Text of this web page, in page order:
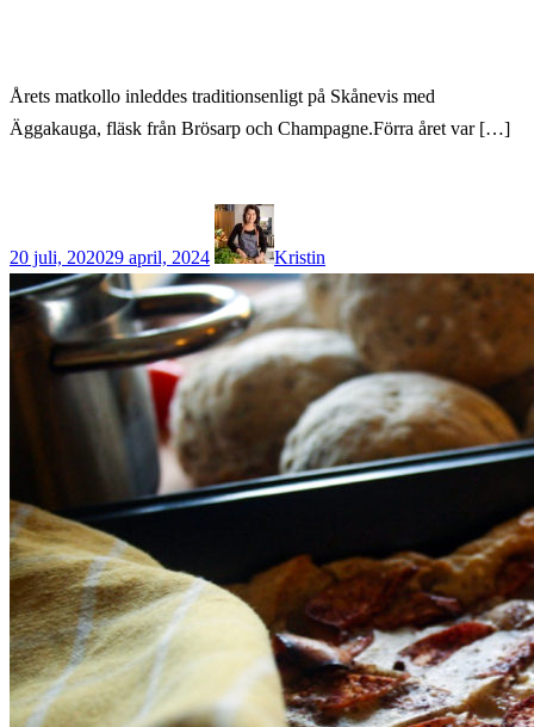
Årets matkollo inleddes traditionsenligt på Skånevis med
Äggakauga, fläsk från Brösarp och Champagne.Förra året var […]
20 juli, 202029 april, 2024 Kristin